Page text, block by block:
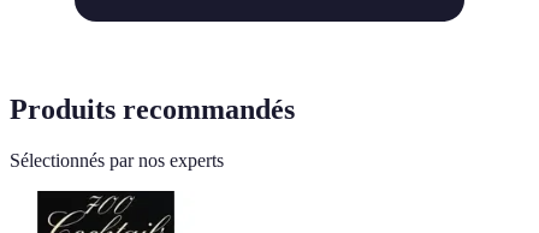
Produits recommandés
Sélectionnés par nos experts